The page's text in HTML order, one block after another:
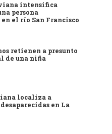
intensifica
persona
el río San Francisco
retienen a presunto
de una niña
localiza a
en La